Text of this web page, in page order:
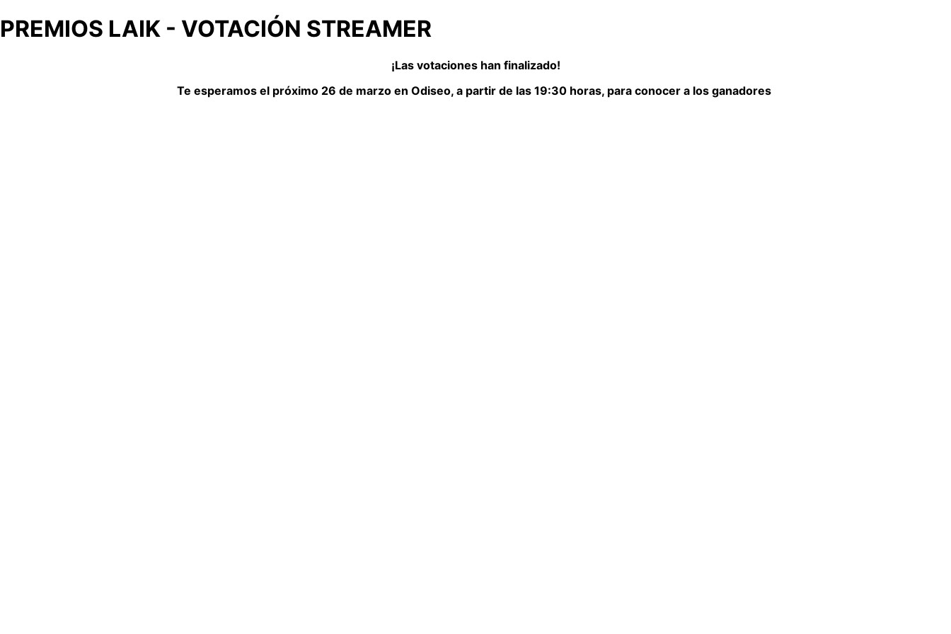
PREMIOS LAIK - VOTACIÓN STREAMER
¡Las votaciones han finalizado!
Te esperamos el próximo 26 de marzo en Odiseo, a partir de las 19:30 horas, para conocer a los ganadores